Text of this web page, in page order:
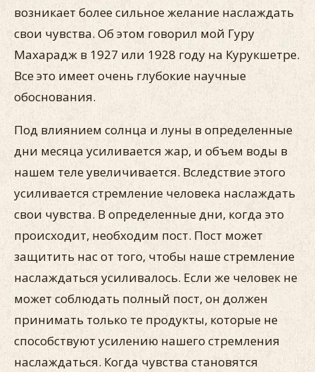
возникает более сильное желание наслаждать
свои чувства. Об этом говорил мой Гуру
Махарадж в 1927 или 1928 году на Курукшетре.
Все это имеет очень глубокие научные
обоснования.
Под влиянием солнца и луны в определенные
дни месяца усиливается жар, и объем воды в
нашем теле увеличивается. Вследствие этого
усиливается стремление человека наслаждать
свои чувства. В определенные дни, когда это
происходит, необходим пост. Пост может
защитить нас от того, чтобы наше стремление
наслаждаться усиливалось. Если же человек не
может соблюдать полный пост, он должен
принимать только те продукты, которые не
способствуют усилению нашего стремления
наслаждаться. Когда чувства становятся